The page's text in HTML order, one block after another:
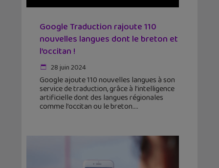
Google Traduction rajoute 110
nouvelles langues dont le breton et
l’occitan !
28 juin 2024
Google ajoute 110 nouvelles langues à son
service de traduction, grâce à l’intelligence
artificielle dont des langues régionales
comme l’occitan ou le breton.